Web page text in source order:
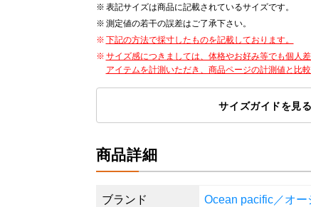
表記サイズは商品に記載されているサイズです。
測定値の若干の誤差はご了承下さい。
下記の方法で採寸したものを記載しております。
サイズ感につきましては、体格やお好み等でも個人
アイテムを計測いただき、商品ページの計測値と比較
サイズガイドを見る
商品詳細
ブランド Ocean pacific／オー